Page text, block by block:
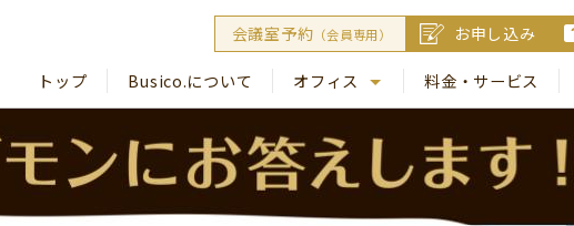
会議室予約 （会員専用） お申し込み
トップ Busico.について
オフィス
Busico. 梅田
料金・サービス